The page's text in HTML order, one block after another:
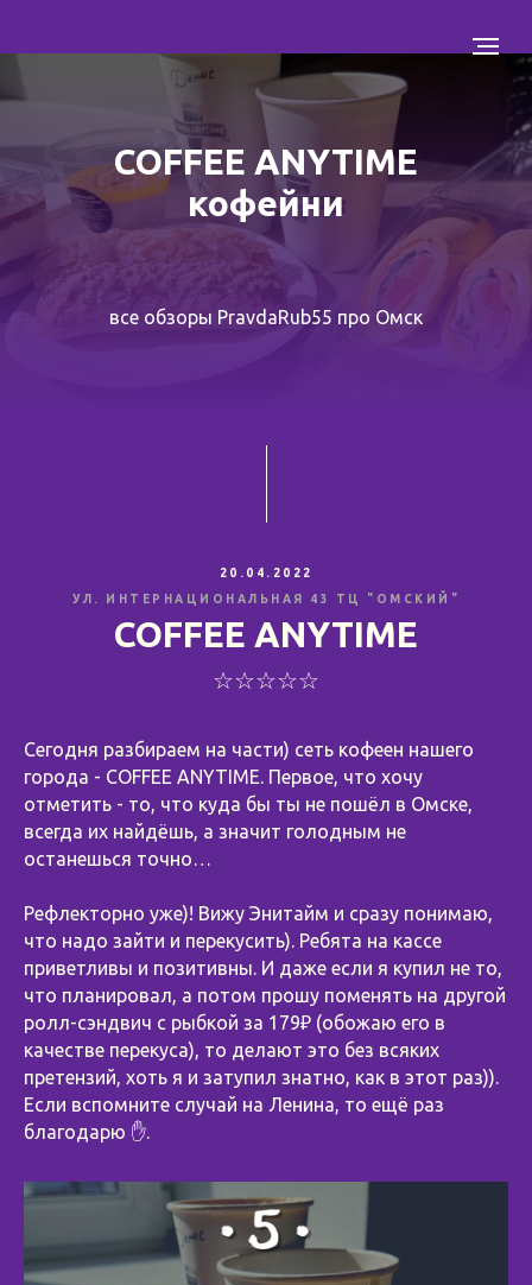
COFFEE ANYTIME
кофейни
все обзоры PravdaRub55 про Омск
20.04.2022
УЛ. ИНТЕРНАЦИОНАЛЬНАЯ 43 ТЦ "ОМСКИЙ"
COFFEE ANYTIME
☆☆☆☆☆
Сегодня разбираем на части) сеть кофеен нашего
города - COFFEE ANYTIME. Первое, что хочу
отметить - то, что куда бы ты не пошёл в Омске,
всегда их найдёшь, а значит голодным не
останешься точно…
Рефлекторно уже)! Вижу Энитайм и сразу понимаю,
что надо зайти и перекусить). Ребята на кассе
приветливы и позитивны. И даже если я купил не то,
что планировал, а потом прошу поменять на другой
ролл-сэндвич с рыбкой за 179₽ (обожаю его в
качестве перекуса), то делают это без всяких
претензий, хоть я и затупил знатно, как в этот раз)).
Если вспомните случай на Ленина, то ещё раз
благодарю ✋.